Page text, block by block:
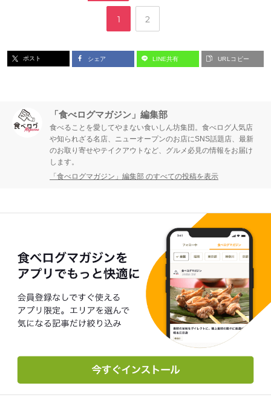
ペ
ジ
1
,
ペ
ジ
2
ポスト シェア LINE共有 URLコピー
「食べログマガジン」編集部
食べることを愛してやまない食いしん坊集団。食べログ人気店
や知られざる名店、ニューオープンのお店にSNS話題店、最新
のお取り寄せやテイクアウトなど、グルメ必見の情報をお届け
します。
「食べログマガジン」編集部 のすべての投稿を表示